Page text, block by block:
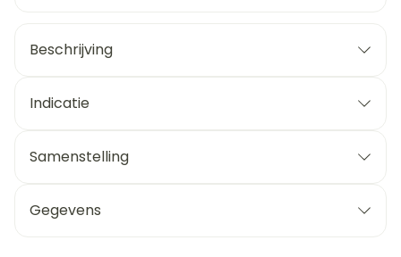
Beschrijving
Indicatie
Samenstelling
Gegevens